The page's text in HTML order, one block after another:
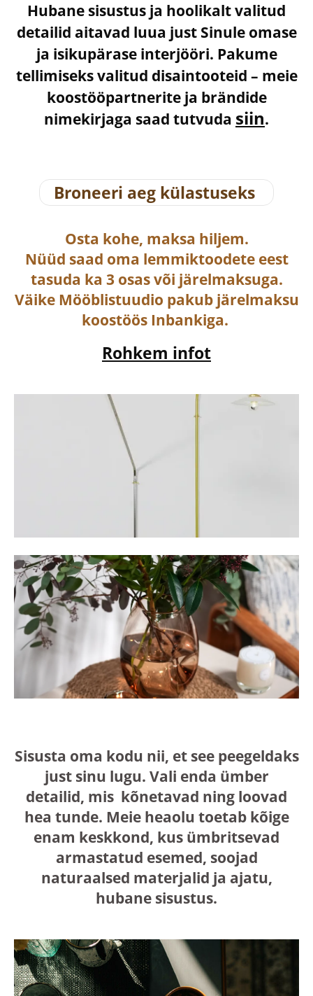
Hubane sisustus ja hoolikalt valitud
detailid aitavad luua just Sinule omase
ja isikupärase interjööri. Pakume
tellimiseks valitud disaintooteid – meie
koostööpartnerite ja brändide
nimekirjaga saad tutvuda siin.
Broneeri aeg külastuseks
Osta kohe, maksa hiljem.
Nüüd saad oma lemmiktoodete eest
tasuda ka 3 osas või järelmaksuga.
Väike Mööblistuudio pakub järelmaksu
koostöös Inbankiga.
Rohkem infot
Sisusta oma kodu nii, et see peegeldaks
just sinu lugu. Vali enda ümber
detailid, mis kõnetavad ning loovad
hea tunde. Meie heaolu toetab kõige
enam keskkond, kus ümbritsevad
armastatud esemed, soojad
naturaalsed materjalid ja ajatu,
hubane sisustus.